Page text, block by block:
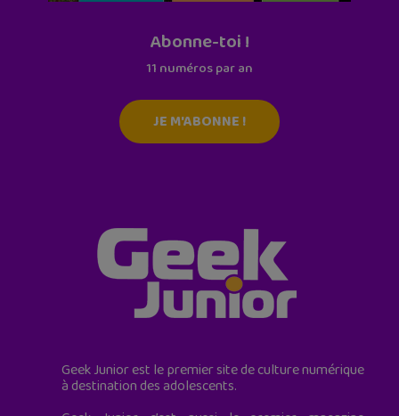
Abonne-toi !
11 numéros par an
JE M'ABONNE !
Geek Junior est le premier site de culture numérique
à destination des adolescents.